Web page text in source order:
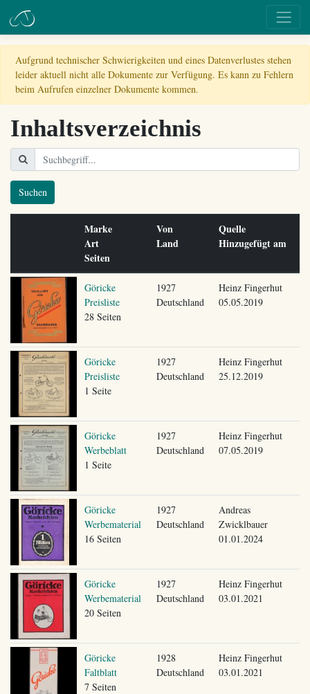
Aufgrund technischer Schwierigkeiten und eines Datenverlustes stehen
leider aktuell nicht alle Dokumente zur Verfügung. Es kann zu Fehlern
beim Aufrufen einzelner Dokumente kommen.
Inhaltsverzeichnis
Suchen
Marke
Art
Seiten
Von
Land
Quelle
Hinzugefügt am
Göricke
Preisliste
28 Seiten
1927
Deutschland
Heinz Fingerhut
05.05.2019
Göricke
Preisliste
1 Seite
1927
Deutschland
Heinz Fingerhut
25.12.2019
Göricke
Werbeblatt
1 Seite
1927
Deutschland
Heinz Fingerhut
07.05.2019
Göricke
Werbematerial
16 Seiten
1927
Deutschland
Andreas
Zwicklbauer
01.01.2024
Göricke
Werbematerial
20 Seiten
1927
Deutschland
Heinz Fingerhut
03.01.2021
Göricke
Faltblatt
7 Seiten
1928
Deutschland
Heinz Fingerhut
03.01.2021